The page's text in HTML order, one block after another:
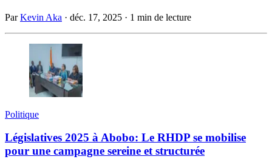
ParKevin Aka · déc. 17, 2025 · 1 min de lecture
Politique
Législatives 2025 à Abobo: Le RHDP se mobilise
pour une campagne sereine et structurée